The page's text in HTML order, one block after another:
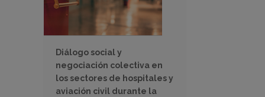
Diálogo social y
negociación colectiva en
los sectores de hospitales y
aviación civil durante la